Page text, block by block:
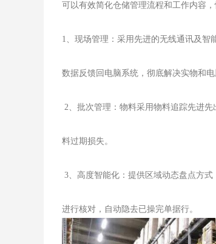
可以有效简化仓储管理流程和工作内容
1、现场管理：采用先进的无线通讯及智
数据反馈回电脑系统，彻底解决实物和电
2、批次管理：物料采用物料追踪先进
料过期损失。
3、高度智能化：提供区域动态盘点方
进行核对，自动隐去已操完单据行。